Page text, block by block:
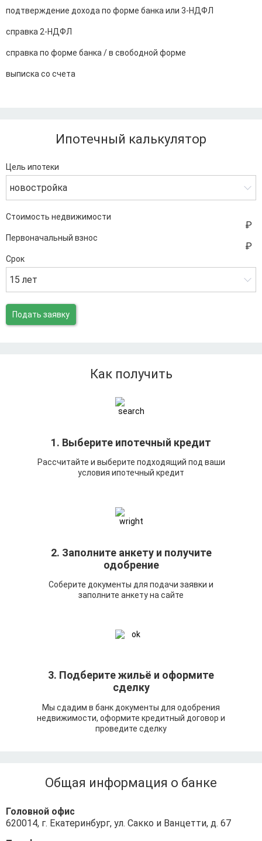
подтверждение дохода по форме банка или 3-НДФЛ
справка 2-НДФЛ
справка по форме банка / в свободной форме
выписка со счета
Ипотечный калькулятор
Цель ипотеки
новостройка
Стоимость недвижимости
Первоначальный взнос
Срок
15 лет
Подать заявку
Как получить
1. Выберите ипотечный кредит
Рассчитайте и выберите подходящий под ваши
условия ипотечный кредит
2. Заполните анкету и получите
одобрение
Соберите документы для подачи заявки и
заполните анкету на сайте
3. Подберите жильё и оформите
сделку
Мы сдадим в банк документы для одобрения
недвижимости, оформите кредитный договор и
проведите сделку
Общая информация о банке
Головной офис
620014, г. Екатеринбург, ул. Сакко и Ванцетти, д. 67